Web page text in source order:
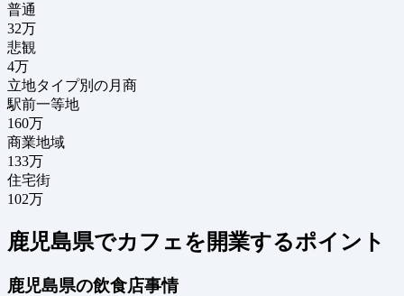
普通
32万
悲観
4万
立地タイプ別の月商
駅前一等地
160万
商業地域
133万
住宅街
102万
鹿児島県でカフェを開業するポイント
鹿児島県の飲食店事情